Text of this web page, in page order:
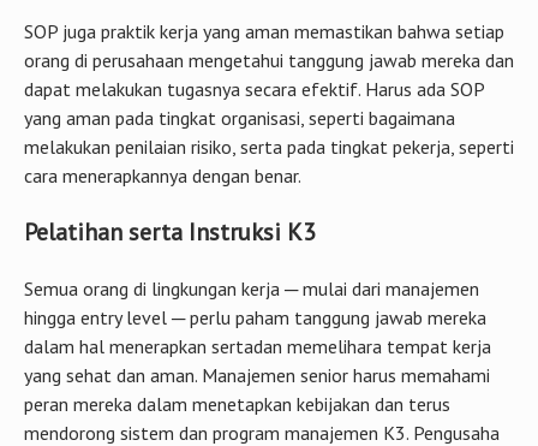
SOP juga praktik kerja yang aman memastikan bahwa setiap
orang di perusahaan mengetahui tanggung jawab mereka dan
dapat melakukan tugasnya secara efektif. Harus ada SOP
yang aman pada tingkat organisasi, seperti bagaimana
melakukan penilaian risiko, serta pada tingkat pekerja, seperti
cara menerapkannya dengan benar.
Pelatihan serta Instruksi K3
Semua orang di lingkungan kerja ─ mulai dari manajemen
hingga entry level ─ ​​perlu paham tanggung jawab mereka
dalam hal menerapkan sertadan memelihara tempat kerja
yang sehat dan aman. Manajemen senior harus memahami
peran mereka dalam menetapkan kebijakan dan terus
mendorong sistem dan program manajemen K3. Pengusaha